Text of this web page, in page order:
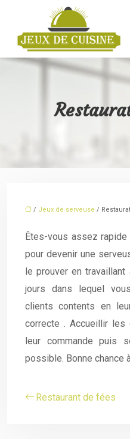
/ Jeux de serveuse /
Êtes-vous assez
pour devenir une
le prouver en travaillant
jours dans lequel
clients contents en
correcte . Accueillir les
leur commande puis
possible. Bonne chance
Restaurant de fées